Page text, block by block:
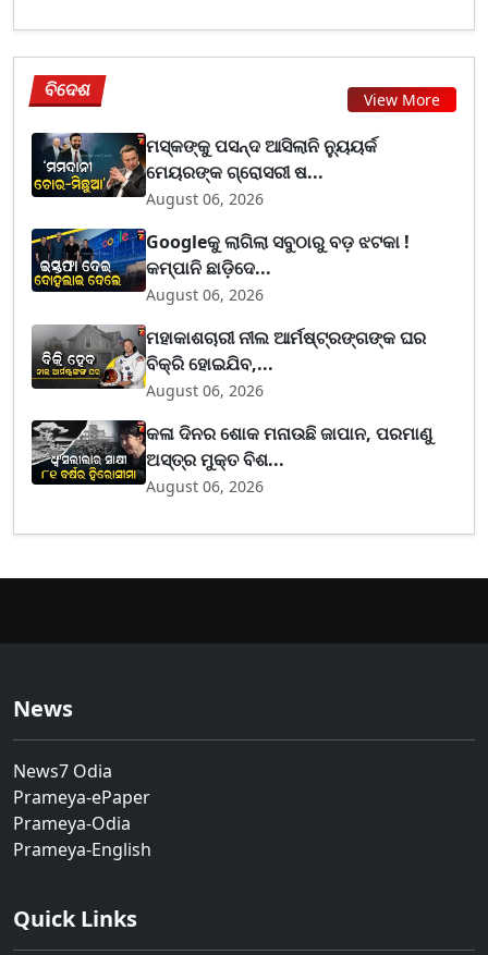
ବିଦେଶ View More
ମସ୍କଙ୍କୁ ପସନ୍ଦ ଆସିଲାନି ନ୍ୟୁୟର୍କ
ମେୟରଙ୍କ ଗ୍ରୋସରୀ ଷ...
August 06, 2026
Googleକୁ ଲାଗିଲା ସବୁଠାରୁ ବଡ଼ ଝଟକା !
କମ୍ପାନି ଛାଡ଼ିଦେ...
August 06, 2026
ମହାକାଶଚାରୀ ନୀଲ ଆର୍ମଷ୍ଟ୍ରଙ୍ଗଙ୍କ ଘର
ବିକ୍ରି ହୋଇଯିବ,...
August 06, 2026
କଳା ଦିନର ଶୋକ ମନାଉଛି ଜାପାନ, ପରମାଣୁ
ଅସ୍ତ୍ର ମୁକ୍ତ ବିଶ...
August 06, 2026
News
News7 Odia
Prameya-ePaper
Prameya-Odia
Prameya-English
Quick Links